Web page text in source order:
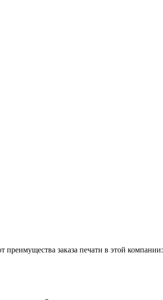
преимущества заказа печати в этой компании: